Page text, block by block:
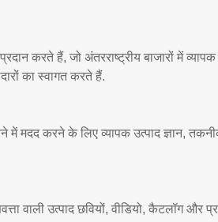
करते हैं, जो अंतरराष्ट्रीय बाजारों में
का स्वागत करते हैं.
में मदद करने के लिए व्यापक उत्पाद ज्ञान,
वाली उत्पाद छवियों, वीडियो, कैटलॉग और